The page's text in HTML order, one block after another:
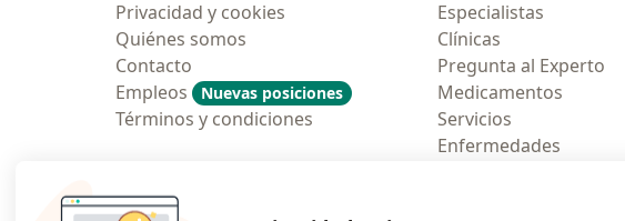
Privacidad y cookies
Quiénes somos
Contacto
Empleos
Nuevas posiciones
Términos y condiciones
Especialistas
Clínicas
Pregunta al Experto
Medicamentos
Servicios
Enfermedades